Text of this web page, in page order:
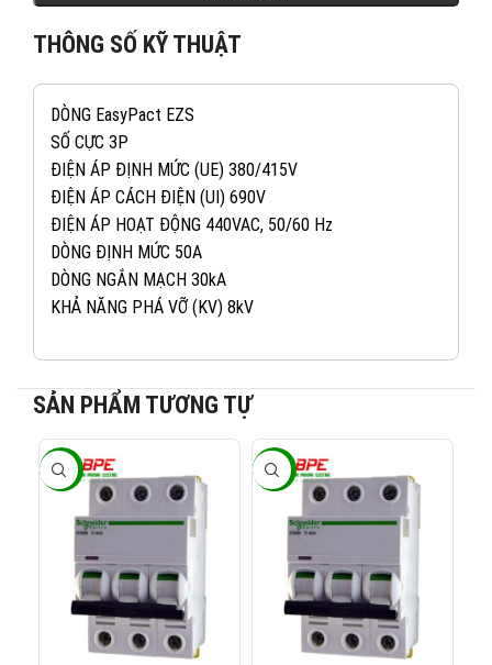
THÔNG SỐ KỸ THUẬT
DÒNG EasyPact EZS
SỐ CỰC 3P
ĐIỆN ÁP ĐỊNH MỨC (UE) 380/415V
ĐIỆN ÁP CÁCH ĐIỆN (UI) 690V
ĐIỆN ÁP HOẠT ĐỘNG 440VAC, 50/60 Hz
DÒNG ĐỊNH MỨC 50A
DÒNG NGẮN MẠCH 30kA
KHẢ NĂNG PHÁ VỠ (KV) 8kV
SẢN PHẨM TƯƠNG TỰ
-40% -40%
KINH DOANH 1:
KINH DOANH 2: 0965 101 613
KINH DOANH 3: 0824 927 568
KINH DOANH 4: 0823 944 186